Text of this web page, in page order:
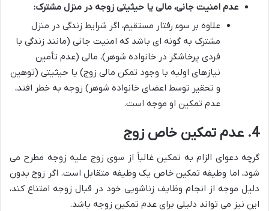
عدم امنیت جانی، مالی یا حیثیتی زوجه در منزل مشترک:
علاوه بر سوء رفتار مستقیم، اگر شرایط زندگی در منزل
مشترک به گونه ای باشد که امنیت جانی (مانند زندگی با
فردی پرخاشگر در خانواده شوهر)، مالی (عدم تأمین
نیازهای اولیه با وجود تمکن مالی زوج) یا حیثیتی (توهین
و تحقیر توسط اعضای خانواده شوهر) زوجه به خطر افتد،
عدم تمکین او موجه است.
4. عدم تمکین خاص زوج
گرچه دعوای الزام به تمکین غالباً از سوی زوج علیه زوجه مطرح می
شود، اما وظیفه تمکین خاص یک وظیفه متقابل است. اگر زوج بدون
دلیل موجه از انجام وظایف زناشویی خود در قبال زوجه امتناع کند،
این نیز می تواند دلیلی برای عدم تمکین زوجه باشد.